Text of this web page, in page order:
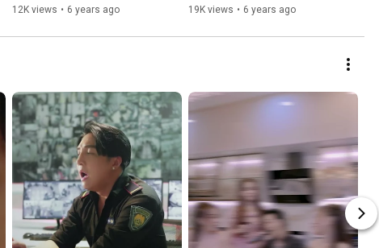
2019 Phần 5/21 )
12K views • 6 years ago
2019 Phần 6/21 )
19K views • 6 years ago